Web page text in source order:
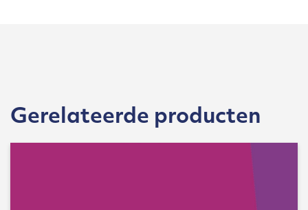
Gerelateerde producten